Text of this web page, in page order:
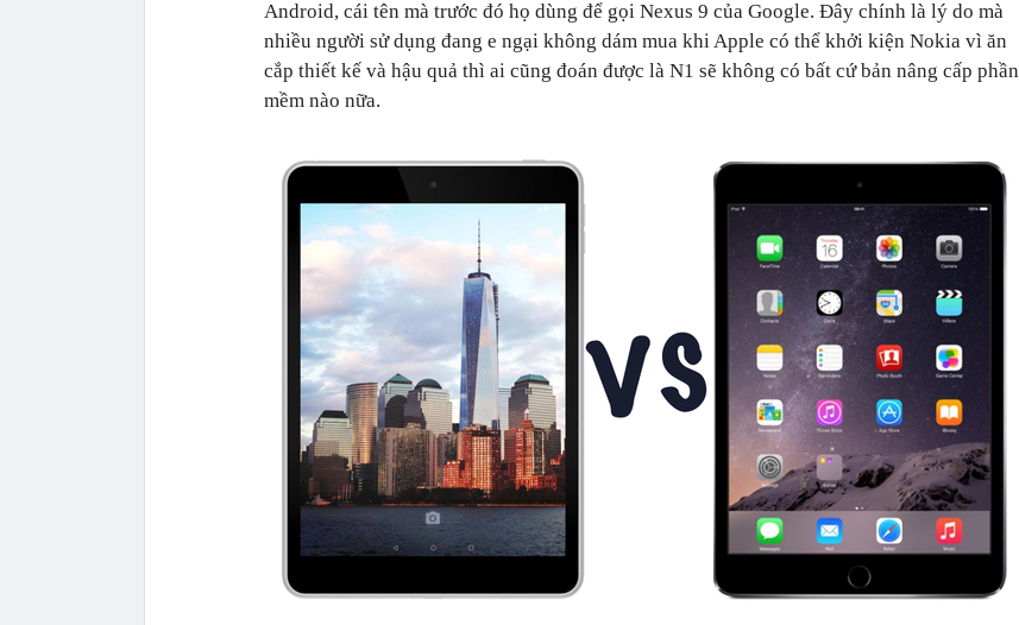
Android, cái tên mà trước đó họ dùng để gọi Nexus 9 của Google. Đây chính là lý do mà
nhiều người sử dụng đang e ngại không dám mua khi Apple có thể khởi kiện Nokia vì ăn
cắp thiết kế và hậu quả thì ai cũng đoán được là N1 sẽ không có bất cứ bản nâng cấp phần
mềm nào nữa.